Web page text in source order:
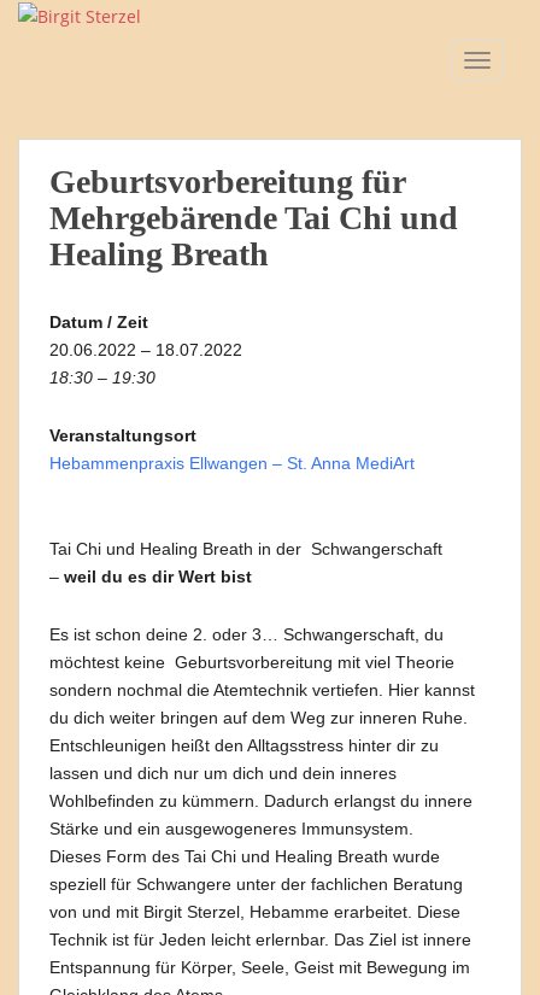
Geburtsvorbereitung für
Mehrgebärende Tai Chi und
Healing Breath
Datum / Zeit
20.06.2022 – 18.07.2022
18:30 – 19:30
Veranstaltungsort
Hebammenpraxis Ellwangen – St. Anna MediArt
Tai Chi und Healing Breath in der Schwangerschaft
– weil du es dir Wert bist
Es ist schon deine 2. oder 3… Schwangerschaft, du
möchtest keine Geburtsvorbereitung mit viel Theorie
sondern nochmal die Atemtechnik vertiefen. Hier kannst
du dich weiter bringen auf dem Weg zur inneren Ruhe.
Entschleunigen heißt den Alltagsstress hinter dir zu
lassen und dich nur um dich und dein inneres
Wohlbefinden zu kümmern. Dadurch erlangst du innere
Stärke und ein ausgewogeneres Immunsystem.
Dieses Form des Tai Chi und Healing Breath wurde
speziell für Schwangere unter der fachlichen Beratung
von und mit Birgit Sterzel, Hebamme erarbeitet. Diese
Technik ist für Jeden leicht erlernbar. Das Ziel ist innere
Entspannung für Körper, Seele, Geist mit Bewegung im